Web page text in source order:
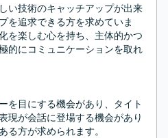
い技術のキャッチアップが出来
を追求できる方を求めていま
を楽しむ心を持ち、主体的かつ
的にコミュニケーションを取れ
を目にする機会があり、タイト
現が会話に登場する機会があり
る方が求められます。